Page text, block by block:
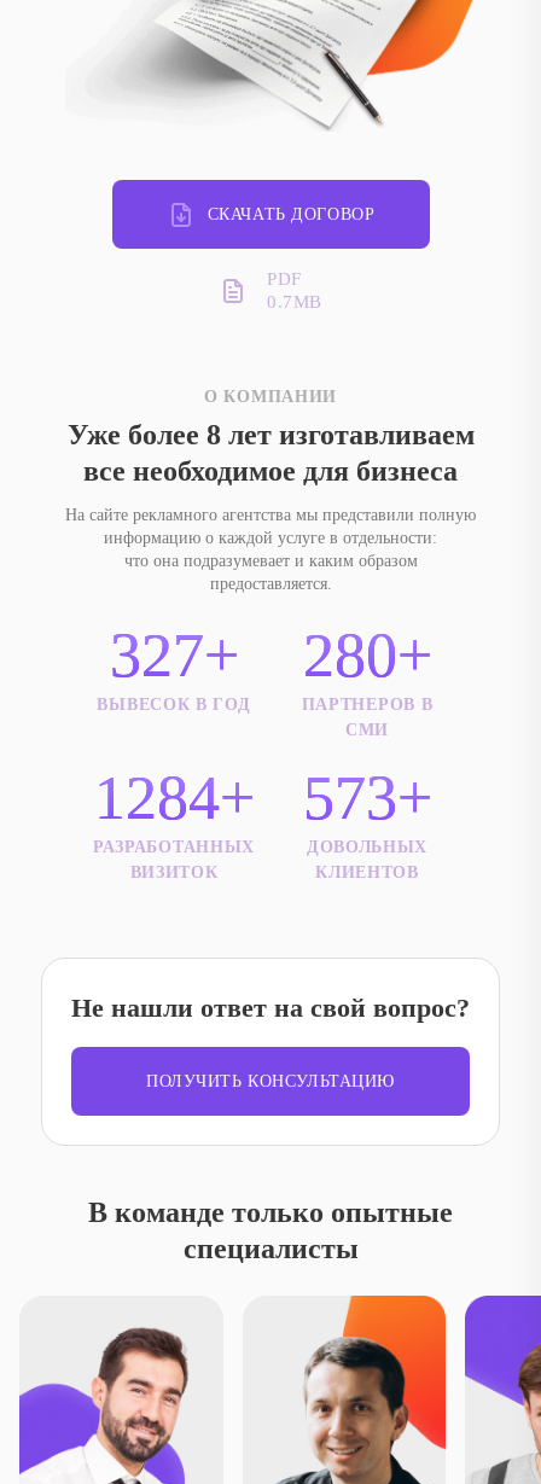
СКАЧАТЬ ДОГОВОР
PDF
0.7MB
О КОМПАНИИ
Уже более 8 лет изготавливаем
все необходимое для бизнеса
На сайте рекламного агентства мы представили полную
информацию о каждой услуге в отдельности:
что она подразумевает и каким образом
предоставляется.
327+
ВЫВЕСОК В ГОД
280+
ПАРТНЕРОВ В
СМИ
1284+
РАЗРАБОТАННЫХ
ВИЗИТОК
573+
ДОВОЛЬНЫХ
КЛИЕНТОВ
Не нашли ответ на свой вопрос?
ПОЛУЧИТЬ КОНСУЛЬТАЦИЮ
В команде только опытные
специалисты